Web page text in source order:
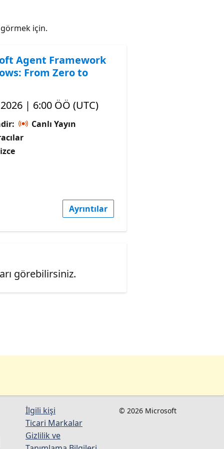
için.
Agent Framework
From Zero to
| 6:00 ÖÖ (UTC)
Canlı Yayın
Ayrıntılar
görebilirsiniz.
İlgili kişi
Ticari Markalar
Gizlilik ve
© 2026 Microsoft